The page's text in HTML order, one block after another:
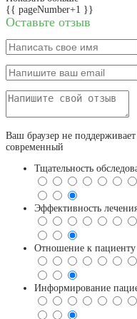
{{ pageNumber+1 }}
Оставьте отзыв
Ваш браузер не
современный
Тщательность
Эффективность
Отношение к пациенту
Информирование